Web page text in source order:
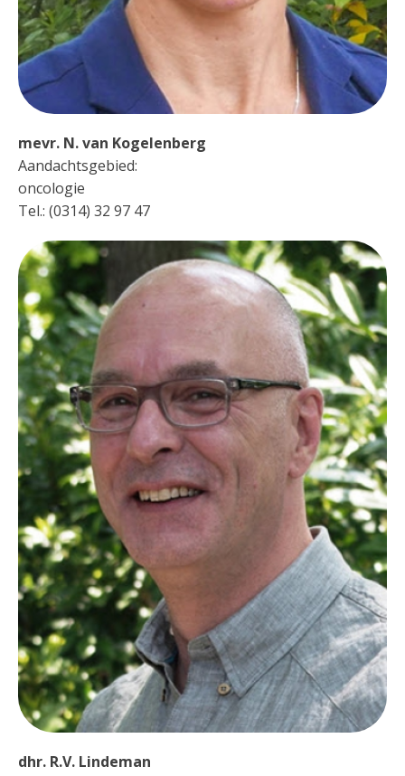
mevr. N. van Kogelenberg
Aandachtsgebied:
oncologie
Tel.: (0314) 32 97 47
dhr. R.V. Lindeman